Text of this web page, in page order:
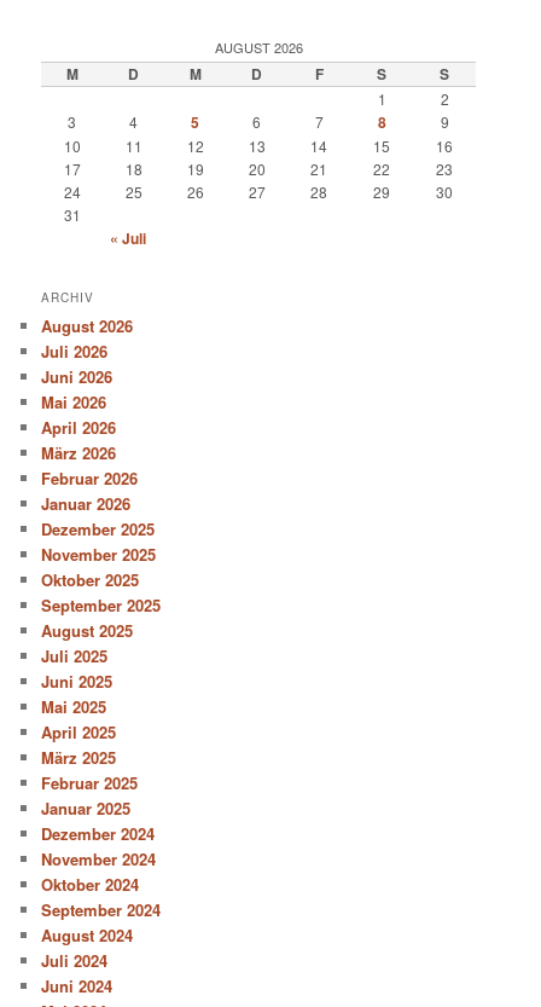
AUGUST 2026
M D M D F S S
1
2
3
4 5 6 7 8
9
10
11 12 13 14 15
16
17
18 19 20 21 22
23
24
25 26 27 28 29
30
31
« Juli
ARCHIV
August 2026
Juli 2026
Juni 2026
Mai 2026
April 2026
März 2026
Februar 2026
Januar 2026
Dezember 2025
November 2025
Oktober 2025
September 2025
August 2025
Juli 2025
Juni 2025
Mai 2025
April 2025
März 2025
Februar 2025
Januar 2025
Dezember 2024
November 2024
Oktober 2024
September 2024
August 2024
Juli 2024
Juni 2024